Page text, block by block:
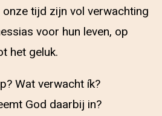
onze tijd zijn vol verwachting
voor hun leven, op
het geluk.
Wat verwacht ík?
God daarbij in?